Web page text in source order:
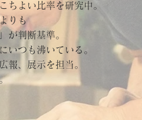
ちよい比率を研究中。
よりも
が判断基準。
いつも沸いている。
報、
展示を担当。